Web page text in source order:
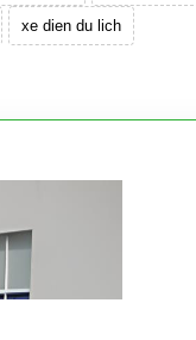
xe dien du lich